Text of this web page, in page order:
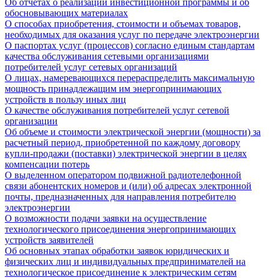
Об отчетах о реализации инвестиционной программы и об
обосновывающих материалах
О способах приобретения, стоимости и объемах товаров,
необходимых для оказания услуг по передаче электроэнергии
О паспортах услуг (процессов) согласно единым стандартам
качества обслуживания сетевыми организациями
потребителей услуг сетевых организаций
О лицах, намеревающихся перераспределить максимальную
мощность принадлежащим им энергопринимающих
устройств в пользу иных лиц
О качестве обслуживания потребителей услуг сетевой
организации
Об объеме и стоимости электрической энергии (мощности) за
расчетный период, приобретенной по каждому договору
купли-продажи (поставки) электрической энергии в целях
компенсации потерь
О выделенном оператором подвижной радиотелефонной
связи абонентских номеров и (или) об адресах электронной
почты, предназначенных для направления потребителю
электроэнергии
О возможности подачи заявки на осуществление
технологического присоединения энергопринимающих
устройств заявителей
Об основных этапах обработки заявок юридических и
физических лиц и индивидуальных предпринимателей на
технологическое присоединение к электрическим сетям